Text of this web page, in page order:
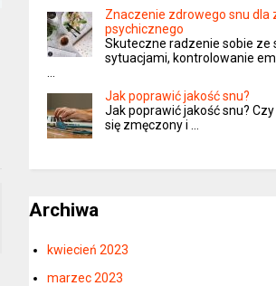
Znaczenie zdrowego snu dla
psychicznego
Skuteczne radzenie sobie ze
sytuacjami, kontrolowanie
…
Jak poprawić jakość snu?
Jak poprawić jakość snu?
się zmęczony i …
Archiwa
kwiecień 2023
marzec 2023